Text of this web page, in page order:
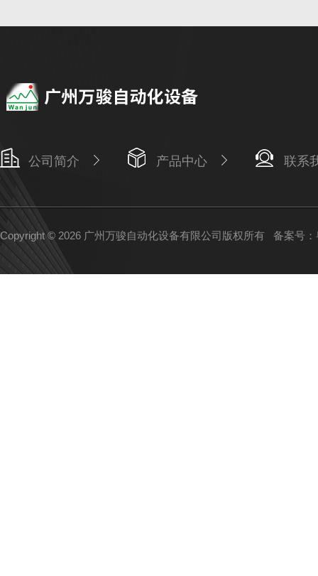
公司简介 产品中心 联系
Copyright © 2026 广州万骏自动化设备有限公司版权所有 备案号